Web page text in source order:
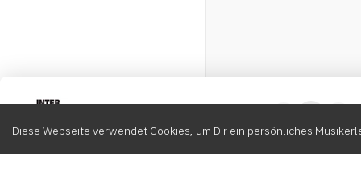
Diese Webseite verwendet Cookies, um Dir ein persönliches